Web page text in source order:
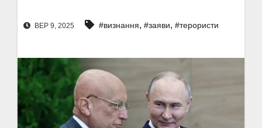
ВЕР 9, 2025 #визнання, #заяви, #терористи